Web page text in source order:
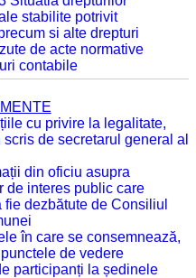
stabilite potrivit
si alte drepturi
de acte normative
contabile
cu privire la legalitate,
de secretarul general al
din oficiu asupra
de interes public care
fie dezbătute de Consiliul
în care se consemnează,
de vedere
participanți la ședinele